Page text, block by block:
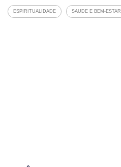
ESPIRITUALIDADE SAUDE E BEM-ESTAR